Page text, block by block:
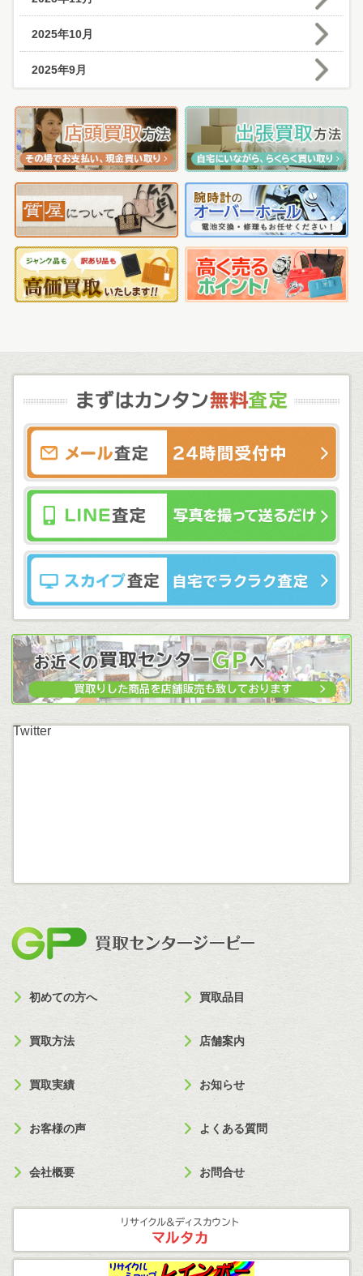
2025年10月
2025年9月
Twitter
初めての方へ 買取品目
買取方法 店舗案内
買取実績 お知らせ
お客様の声 よくある質問
会社概要 お問合せ